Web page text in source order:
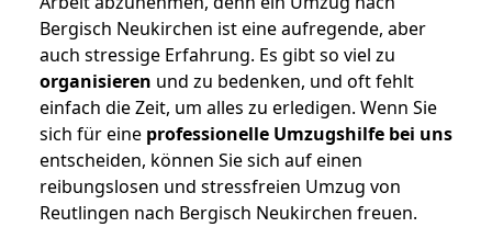
Bergisch Neukirchen ist eine aufregende, aber
auch stressige Erfahrung. Es gibt so viel zu
organisieren und zu bedenken, und oft fehlt
einfach die Zeit, um alles zu erledigen. Wenn Sie
sich für eine professionelle Umzugshilfe bei uns
entscheiden, können Sie sich auf einen
reibungslosen und stressfreien Umzug von
Reutlingen nach Bergisch Neukirchen freuen.